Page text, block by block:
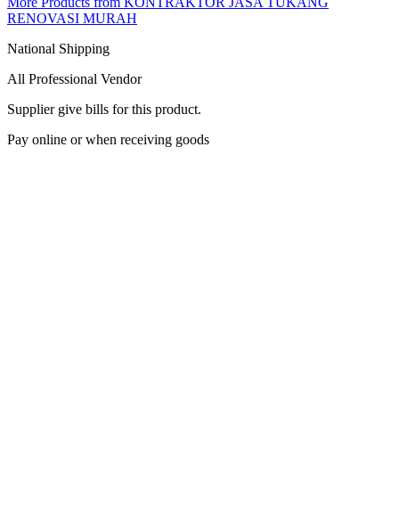
RENOVASI MURAH
National Shipping
All Professional Vendor
Supplier give bills for this product.
Pay online or when receiving goods